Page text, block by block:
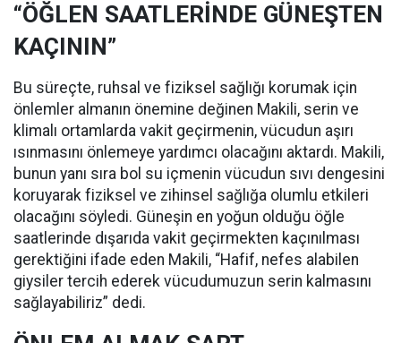
“ÖĞLEN SAATLERİNDE GÜNEŞTEN
KAÇININ”
Bu süreçte, ruhsal ve fiziksel sağlığı korumak için
önlemler almanın önemine değinen Makili, serin ve
klimalı ortamlarda vakit geçirmenin, vücudun aşırı
ısınmasını önlemeye yardımcı olacağını aktardı. Makili,
bunun yanı sıra bol su içmenin vücudun sıvı dengesini
koruyarak fiziksel ve zihinsel sağlığa olumlu etkileri
olacağını söyledi. Güneşin en yoğun olduğu öğle
saatlerinde dışarıda vakit geçirmekten kaçınılması
gerektiğini ifade eden Makili, “Hafif, nefes alabilen
giysiler tercih ederek vücudumuzun serin kalmasını
sağlayabiliriz” dedi.